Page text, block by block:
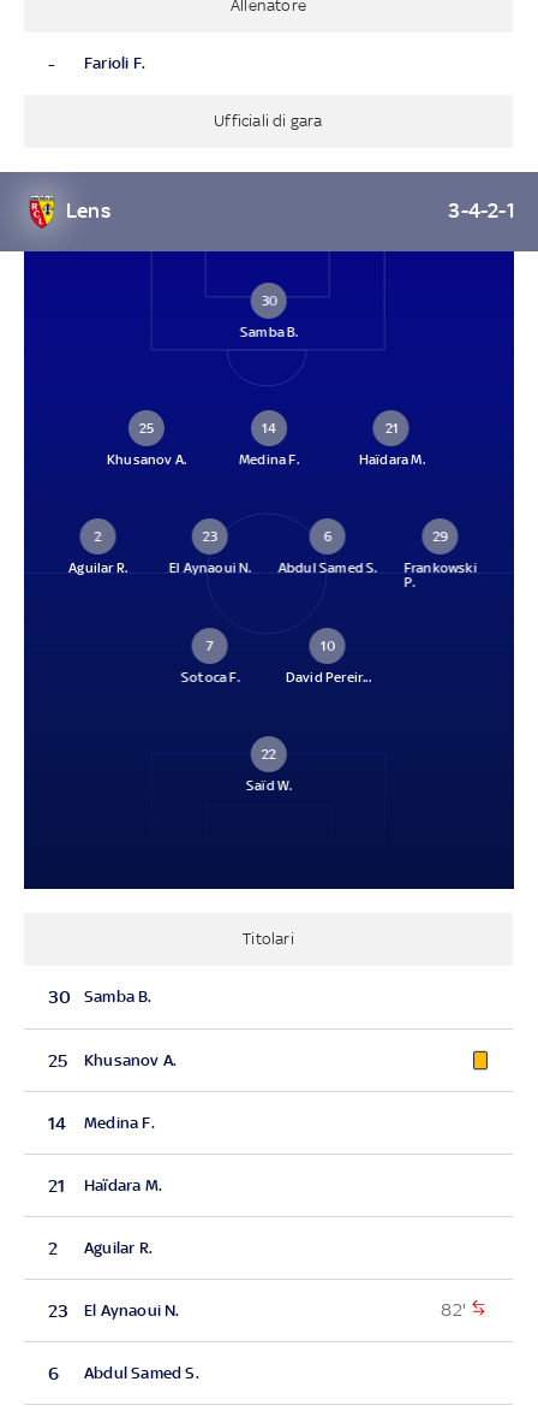
Allenatore
- Farioli F.
Ufficiali di gara
Lens 3-4-2-1
30
Samba B.
25
Khusanov A.
14
Medina F.
21
Haïdara M.
2
Aguilar R.
23
El Aynaoui N.
6
Abdul Samed S.
29
Frankowski
P.
10
David Pereir...
7
Sotoca F.
22
Saïd W.
Titolari
30 Samba B.
25 Khusanov A.
14 Medina F.
21 Haïdara M.
2 Aguilar R.
23 El Aynaoui N. 82'
6 Abdul Samed S.